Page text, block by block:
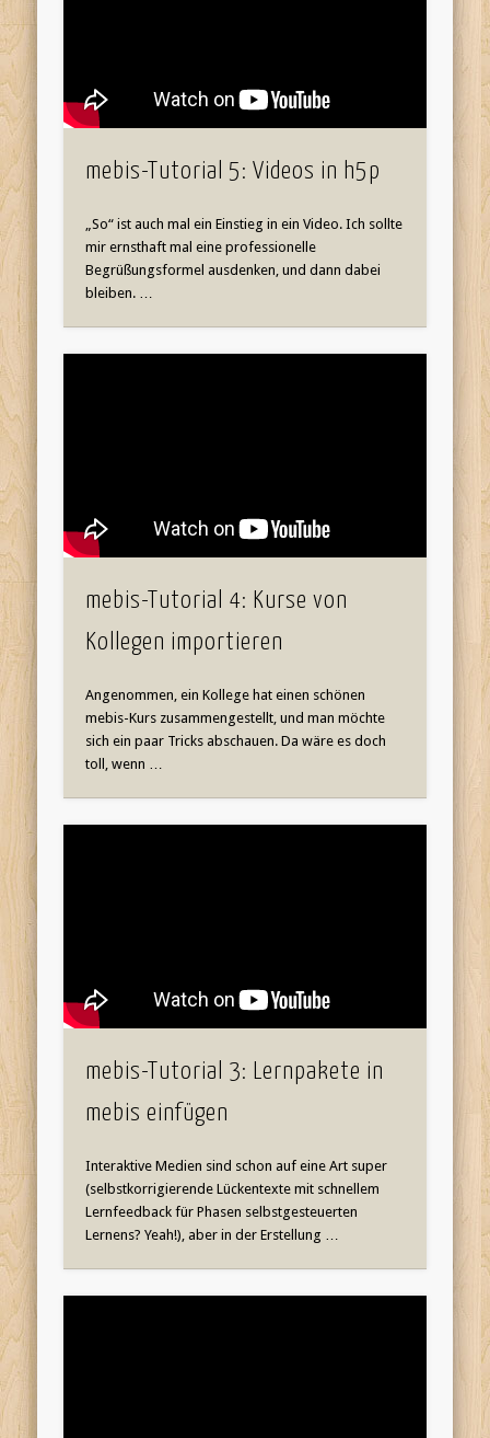
mebis-Tutorial 5: Videos in h5p
„So“ ist auch mal ein Einstieg in ein Video. Ich sollte
mir ernsthaft mal eine professionelle
Begrüßungsformel ausdenken, und dann dabei
bleiben. …
mebis-Tutorial 4: Kurse von
Kollegen importieren
Angenommen, ein Kollege hat einen schönen
mebis-Kurs zusammengestellt, und man möchte
sich ein paar Tricks abschauen. Da wäre es doch
toll, wenn …
mebis-Tutorial 3: Lernpakete in
mebis einfügen
Interaktive Medien sind schon auf eine Art super
(selbstkorrigierende Lückentexte mit schnellem
Lernfeedback für Phasen selbstgesteuerten
Lernens? Yeah!), aber in der Erstellung …